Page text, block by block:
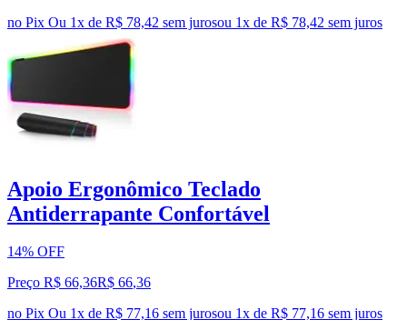
no Pix Ou 1x de R$ 78,42 sem jurosou 1x de R$ 78,42 sem juros
Apoio Ergonômico Teclado
Antiderrapante Confortável
14% OFF
Preço R$ 66,36R$ 66,36
no Pix Ou 1x de R$ 77,16 sem jurosou 1x de R$ 77,16 sem juros